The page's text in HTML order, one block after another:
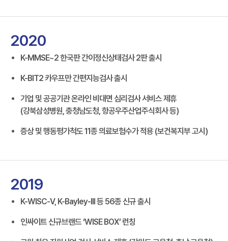
2020
K-MMSE~2 한국판 간이정신상태검사 2판 출시
K-BIT2 카우프만 간편지능검사 출시
기업 및 공공기관 온라인 비대면 심리검사 서비스 제휴
(강북삼성병원, 충청남도청, 항공우주산업주식회사 등)
증상 및 행동평가척도 11종 의료보험수가 적용 (보건복지부 고시)
2019
K-WISC-V, K-Bayley-III 등 56종 신규 출시
인싸이트 신규브랜드 ‘WISE BOX’ 런칭